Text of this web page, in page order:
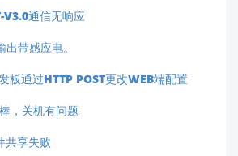
通信无响应
带感应电。
板通过HTTP POST更改WEB端配置
，关机有问题
共享失败